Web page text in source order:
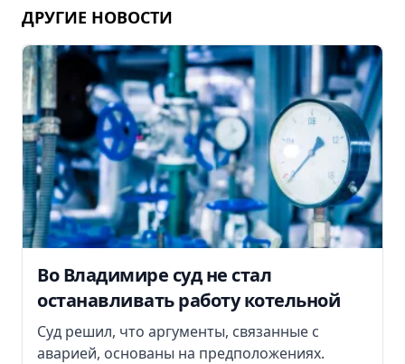
ДРУГИЕ НОВОСТИ
Во Владимире суд не стал
останавливать работу котельной
Суд решил, что аргументы, связанные с
аварией, основаны на предположениях.